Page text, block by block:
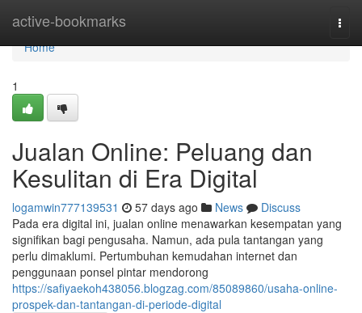
active-bookmarks
Home
Home
1
Jualan Online: Peluang dan
Kesulitan di Era Digital
logamwin777139531 57 days ago News
Discuss
Pada era digital ini, jualan online menawarkan kesempatan yang
signifikan bagi pengusaha. Namun, ada pula tantangan yang
perlu dimaklumi. Pertumbuhan kemudahan internet dan
penggunaan ponsel pintar mendorong
https://safiyaekoh438056.blogzag.com/85089860/usaha-online-
prospek-dan-tantangan-di-periode-digital